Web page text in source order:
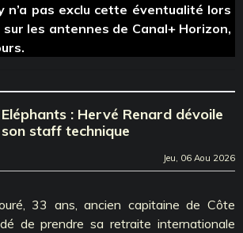
n’a pas exclu cette éventualité lors
les antennes de Canal+ Horizon,
Eléphants : Hervé Renard dévoile
son staff technique
Jeu, 06 Aou 2026
33 ans, ancien capitaine de Côte
de prendre sa retraite internationale